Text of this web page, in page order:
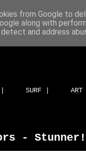
SURF |
- Stunner!
from Google to
along with
and address